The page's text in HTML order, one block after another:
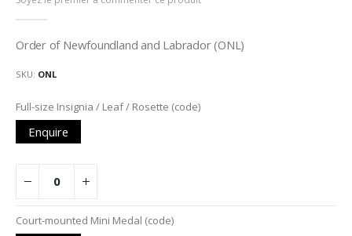
la
d’images
Order of Newfoundland and Labrador (ONL)
SKU ONL
Articles
produit
Full-size Insignia / Leaf / Rosette (code)
Enquire
Court-mounted Mini Medal (code)